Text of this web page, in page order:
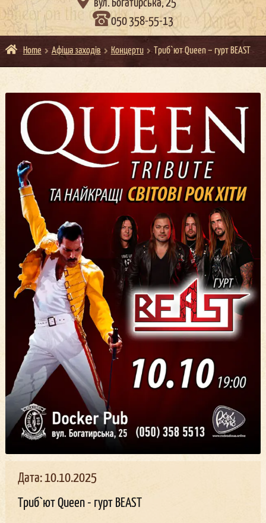
вул. Богатирська, 25
050 358-55-13
Home Афіша заходів Концерти Триб`ют Queen – гурт BEAST
Дата: 10.10.2025
Триб`ют Queen - гурт BEAST